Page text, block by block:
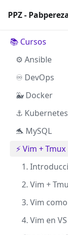
PPZ -
PPZ -
📚 Cursos
⚙️ Ansible
♾️ DevOps
🐳 Docker
⚓️ Kubernetes
🐬 MySQL
⚡️ Vim + Tmux
1.
2. Vim +
3. Vim
4. Vim en